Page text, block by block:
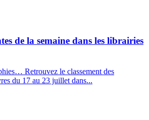
de la semaine dans les librairies
Retrouvez le classement des
du 17 au 23 juillet dans...